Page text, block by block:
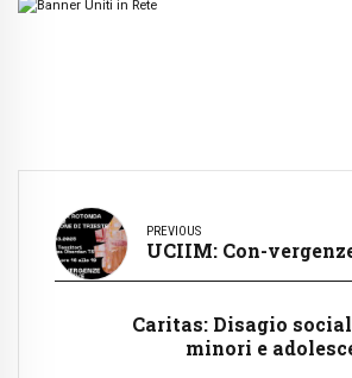
PREVIOUS
UCIIM: Con-
Caritas: Disagio
minori e